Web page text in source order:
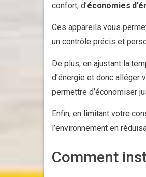
confort, d’économies
Ces appareils vous
un contrôle précis et
De plus, en ajustant la
d’énergie et donc alléger
permettre d’économiser
Enfin, en limitant votre
l’environnement en
Comment